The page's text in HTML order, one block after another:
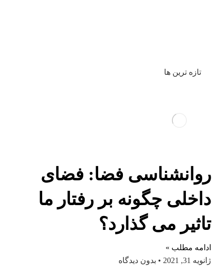
تازه ترین ها
روانشناسی فضا: فضای
داخلی چگونه بر رفتار ما
تاثیر می گذارد؟
ادامه مطلب »
ژانویه 31, 2021
بدون دیدگاه